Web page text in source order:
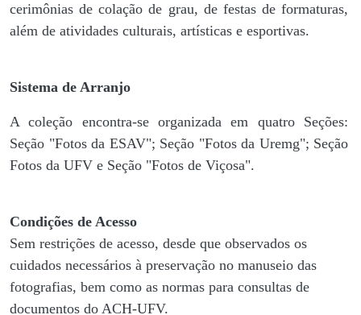
cerimônias de colação de grau, de festas de formaturas,
além de atividades culturais, artísticas e esportivas.
Sistema de Arranjo
A coleção encontra-se organizada em quatro Seções:
Seção "Fotos da ESAV"; Seção "Fotos da Uremg"; Seção
Fotos da UFV e Seção "Fotos de Viçosa".
Condições de Acesso
Sem restrições de acesso, desde que observados os
cuidados necessários à preservação no manuseio das
fotografias, bem como as normas para consultas de
documentos do ACH-UFV.